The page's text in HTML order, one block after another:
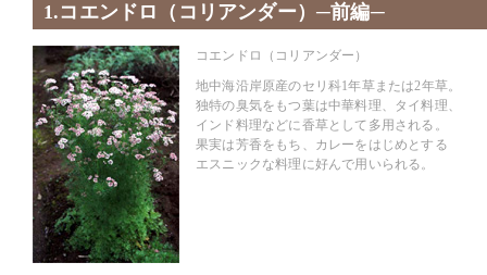
1.コエンドロ（コリアンダー）─前編─
コエンドロ（コリアンダー）
地中海沿岸原産のセリ科1年草または2年草。
独特の臭気をもつ葉は中華料理、タイ料理、
インド料理などに香草として多用される。
果実は芳香をもち、カレーをはじめとする
エスニックな料理に好んで用いられる。